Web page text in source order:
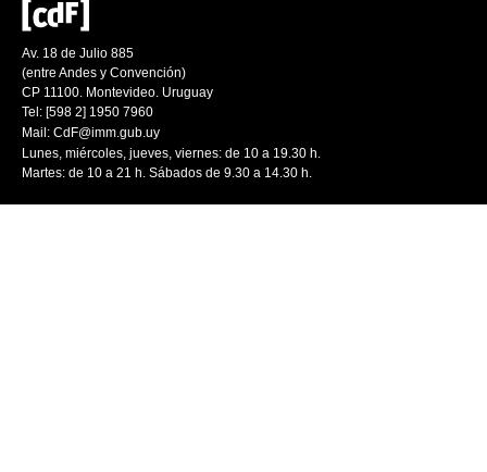
Av. 18 de Julio 885
(entre Andes y Convención)
CP 11100. Montevideo. Uruguay
Tel: [598 2] 1950 7960
Mail: CdF@imm.gub.uy
Lunes, miércoles, jueves, viernes: de 10 a 19.30 h.
Martes: de 10 a 21 h. Sábados de 9.30 a 14.30 h.